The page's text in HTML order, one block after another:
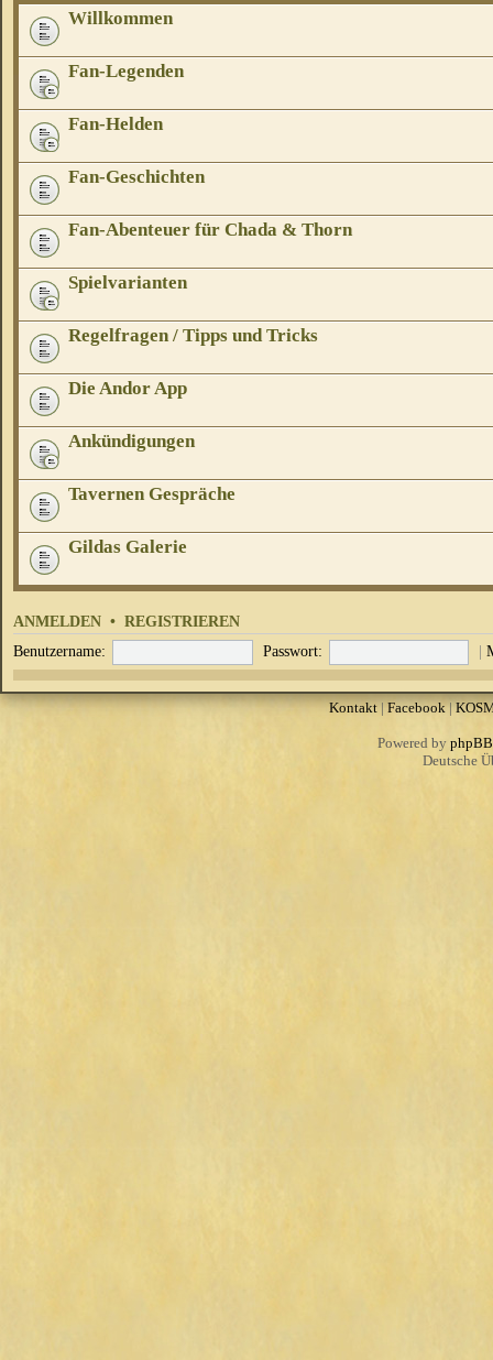
Willkommen
Fan-Legenden
Fan-Helden
Fan-Geschichten
Fan-Abenteuer für Chada & Thorn
Spielvarianten
Regelfragen / Tipps und Tricks
Die Andor App
Ankündigungen
Tavernen Gespräche
Gildas Galerie
ANMELDEN • REGISTRIEREN
Benutzername: Passwort: |
Kontakt| Facebook|
Powered by phpBB
Deutsche